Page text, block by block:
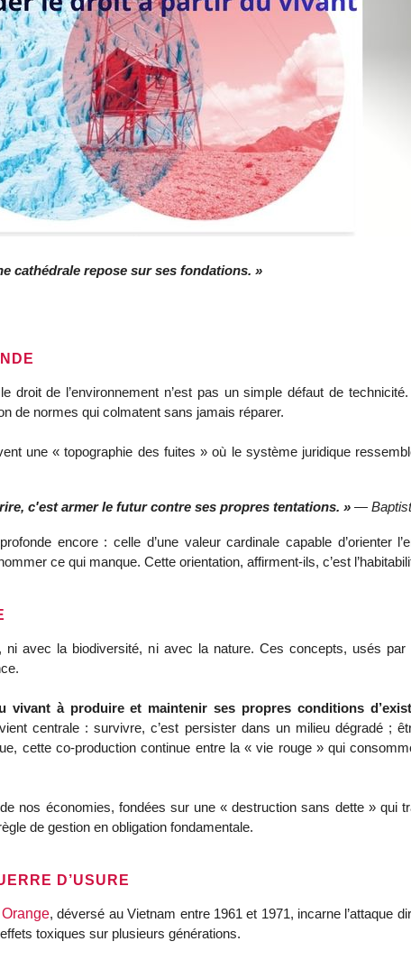
cathédrale repose sur ses fondations. »
droit de l’environnement n’est pas un simple défaut de
de normes qui colmatent sans jamais réparer.
une « topographie des fuites » où le système juridique
c'est armer le futur contre ses propres tentations. » —
encore : celle d’une valeur cardinale capable d’orienter
ce qui manque. Cette orientation, affirment-ils, c’est
ni avec la biodiversité, ni avec la nature. Ces concepts, usés par
vivant à produire et maintenir ses propres conditions
centrale : survivre, c’est persister dans un milieu dégradé ;
cette co‑production continue entre la « vie rouge » qui
nos économies, fondées sur une « destruction sans dette » qui
de gestion en obligation fondamentale.
D’USURE
, déversé au Vietnam entre 1961 et 1971, incarne l’attaque
toxiques sur plusieurs générations.